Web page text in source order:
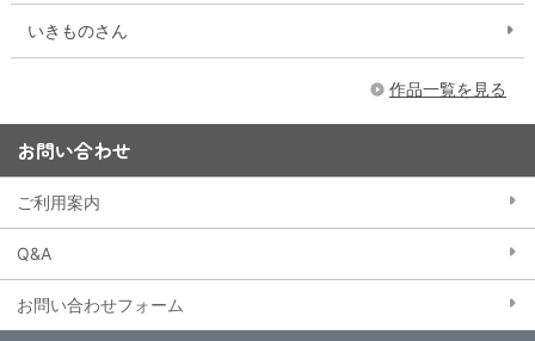
いきものさん
作品一覧を見る
お問い合わせ
ご利用案内
Q&A
お問い合わせフォーム